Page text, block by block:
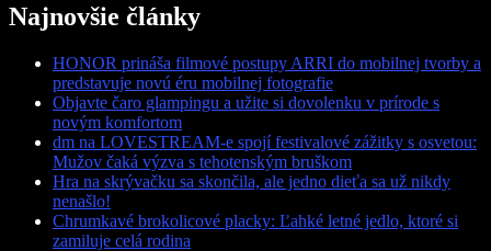
Najnovšie články
HONOR prináša filmové postupy ARRI do mobilnej tvorby a
predstavuje novú éru mobilnej fotografie
Objavte čaro glampingu a užite si dovolenku v prírode s
novým komfortom
dm na LOVESTREAM-e spojí festivalové zážitky s osvetou:
Mužov čaká výzva s tehotenským bruškom
Hra na skrývačku sa skončila, ale jedno dieťa sa už nikdy
nenašlo!
Chrumkavé brokolicové placky: Ľahké letné jedlo, ktoré si
zamiluje celá rodina